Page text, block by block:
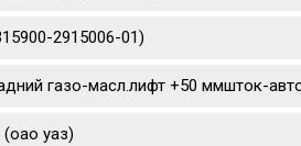
2915006-01)
газо-масл.лифт +50 ммшток-
уаз)